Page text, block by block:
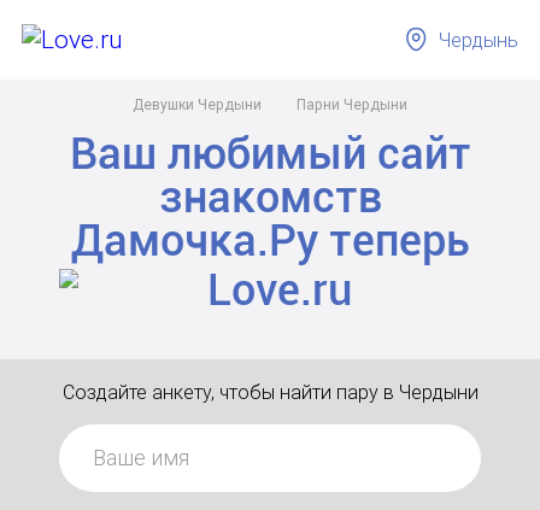
Девушки Чердыни Парни Чердыни
Чердынь
Ваш любимый сайт
знакомств
Дамочка.Рутеперь
Создайте анкету, чтобы найти пару в Чердыни